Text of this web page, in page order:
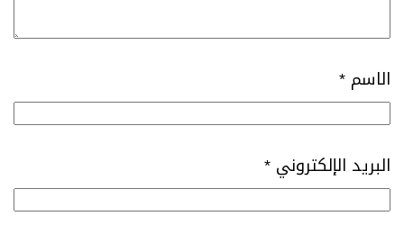
الاسم *
البريد الإلكتروني *